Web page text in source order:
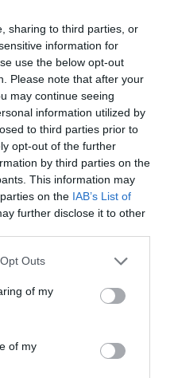
sharing to third parties, or
information for
use the below opt-out
Please note that after your
may continue seeing
information utilized by
to third parties prior to
opt-out of the further
by third parties on the
This information may
on the IAB’s List of
further disclose it to other
Outs
of my
of my